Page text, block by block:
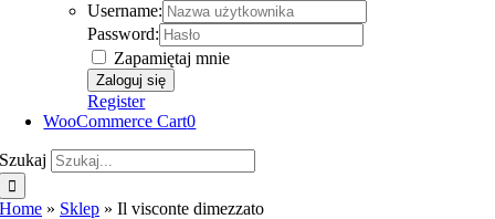
Username:
Password:
Zapamiętaj mnie
Register
WooCommerce Cart0
Szukaj
Home » Sklep »Il visconte dimezzato